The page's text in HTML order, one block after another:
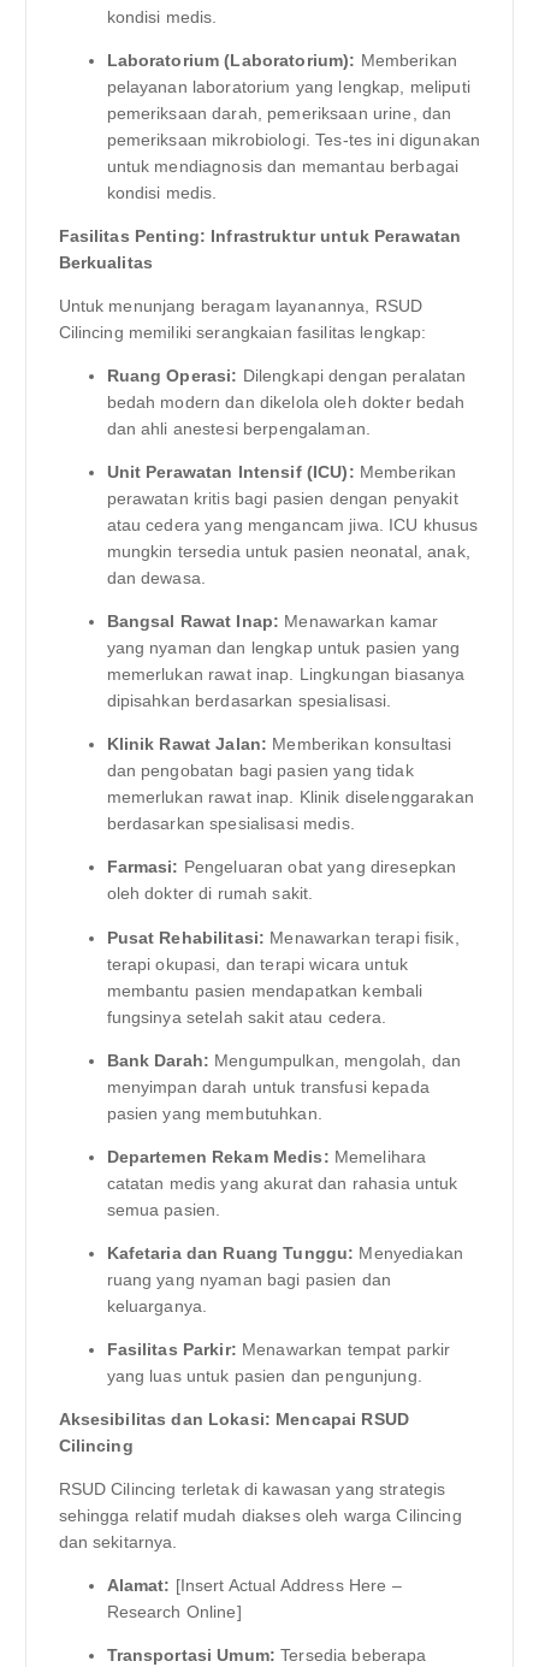
kondisi medis.
Laboratorium (Laboratorium): Memberikan
pelayanan laboratorium yang lengkap, meliputi
pemeriksaan darah, pemeriksaan urine, dan
pemeriksaan mikrobiologi. Tes-tes ini digunakan
untuk mendiagnosis dan memantau berbagai
kondisi medis.
Fasilitas Penting: Infrastruktur untuk Perawatan
Berkualitas
Untuk menunjang beragam layanannya, RSUD
Cilincing memiliki serangkaian fasilitas lengkap:
Ruang Operasi: Dilengkapi dengan peralatan
bedah modern dan dikelola oleh dokter bedah
dan ahli anestesi berpengalaman.
Unit Perawatan Intensif (ICU): Memberikan
perawatan kritis bagi pasien dengan penyakit
atau cedera yang mengancam jiwa. ICU khusus
mungkin tersedia untuk pasien neonatal, anak,
dan dewasa.
Bangsal Rawat Inap: Menawarkan kamar
yang nyaman dan lengkap untuk pasien yang
memerlukan rawat inap. Lingkungan biasanya
dipisahkan berdasarkan spesialisasi.
Klinik Rawat Jalan: Memberikan konsultasi
dan pengobatan bagi pasien yang tidak
memerlukan rawat inap. Klinik diselenggarakan
berdasarkan spesialisasi medis.
Farmasi: Pengeluaran obat yang diresepkan
oleh dokter di rumah sakit.
Pusat Rehabilitasi: Menawarkan terapi fisik,
terapi okupasi, dan terapi wicara untuk
membantu pasien mendapatkan kembali
fungsinya setelah sakit atau cedera.
Bank Darah: Mengumpulkan, mengolah, dan
menyimpan darah untuk transfusi kepada
pasien yang membutuhkan.
Departemen Rekam Medis: Memelihara
catatan medis yang akurat dan rahasia untuk
semua pasien.
Kafetaria dan Ruang Tunggu: Menyediakan
ruang yang nyaman bagi pasien dan
keluarganya.
Fasilitas Parkir: Menawarkan tempat parkir
yang luas untuk pasien dan pengunjung.
Aksesibilitas dan Lokasi: Mencapai RSUD
Cilincing
RSUD Cilincing terletak di kawasan yang strategis
sehingga relatif mudah diakses oleh warga Cilincing
dan sekitarnya.
Alamat: [Insert Actual Address Here –
Research Online]
Transportasi Umum: Tersedia beberapa